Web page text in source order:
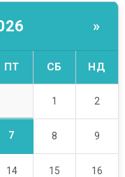
»
ПТ СБ НД
1 2
7 8 9
14 15 16